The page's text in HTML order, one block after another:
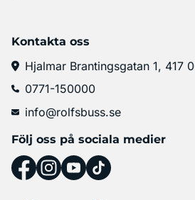
Kontakta oss
Hjalmar Brantingsgatan 1, 417
0771-150000
info@rolfsbuss.se
Följ oss på sociala medier